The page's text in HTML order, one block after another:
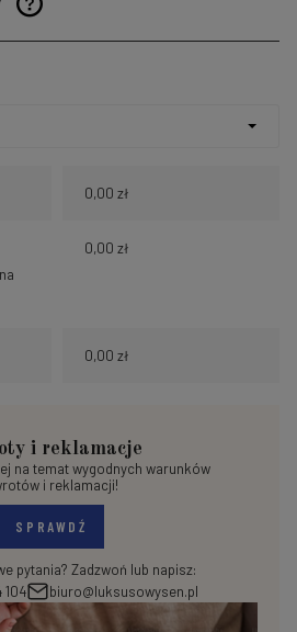
kosztów płatności
0,00 zł
0,00 zł
0,00 zł
i reklamacje
na temat wygodnych warunków
i reklamacji!
SPRAWDŹ
pytania? Zadzwoń lub napisz:
104
biuro@luksusowysen.pl